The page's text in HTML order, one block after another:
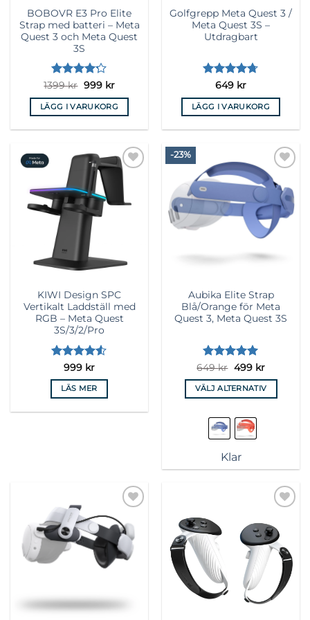
BOBOVR E3 Pro Elite
Strap med batteri – Meta
Quest 3 och Meta Quest
3S
Betygsatt
4.17av 5
1399kr Det
priset
var:
999 krDet
priset
är:
LÄGG I VARUKORG
Golfgrepp Meta Quest 3 /
Meta Quest 3S –
Utdragbart
Betygsatt
4.71av 5
649 kr
LÄGG I VARUKORG
Lägg till i
önskelista
KIWI Design SPC
Vertikalt Laddställ med
RGB – Meta Quest
3S/3/2/Pro
Betygsatt
4.5av 5
999 kr
LÄS MER
-23%
Lägg till i
önskelista
Aubika Elite Strap
Blå/Orange för Meta
Quest 3, Meta Quest 3S
Betygsatt5
av 5
649kr Det
priset
var:
649 kr.
499 krDet
priset
är:
499 kr.
VÄLJ ALTERNATIV
här
produkten
flera
alternativen
kan
väljas
produktsidan
Klar
Lägg till i
önskelista
önskelista